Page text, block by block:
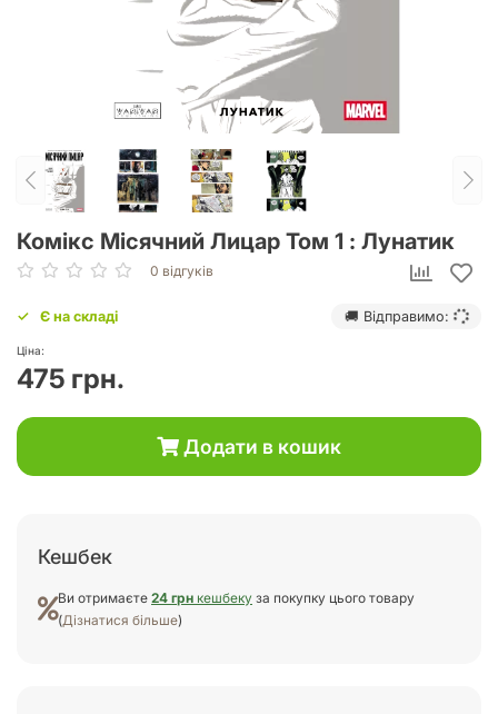
Комікс Місячний Лицар Том 1 : Лунатик
0 відгуків
Є на складі 🚚 Відправимо:
Ціна:
475 грн.
Додати в кошик
Кешбек
Ви отримаєте 24 грн кешбеку за покупку цього товару
(Дізнатися більше)